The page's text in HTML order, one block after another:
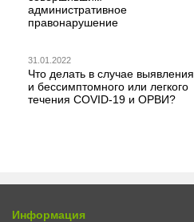
административное
правонарушение
31.01.2022
Что делать в случае выявления
и бессимптомного или легкого
течения COVID-19 и ОРВИ?
Информация